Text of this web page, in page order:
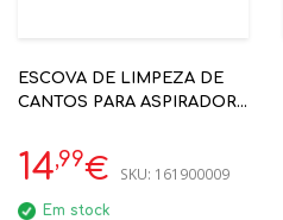
ESCOVA DE LIMPEZA DE
CANTOS PARA ASPIRADOR
14,99€ SKU: 161900009
Em stock